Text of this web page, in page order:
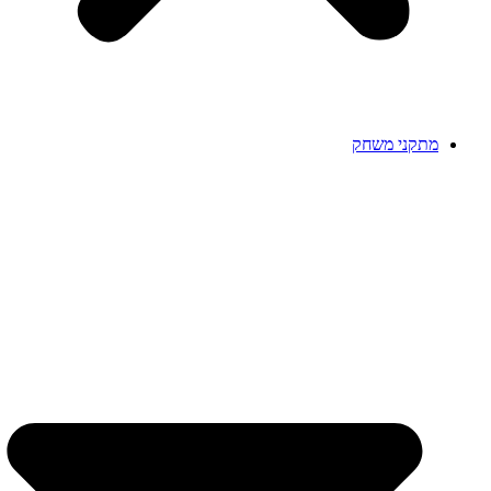
מתקני משחק